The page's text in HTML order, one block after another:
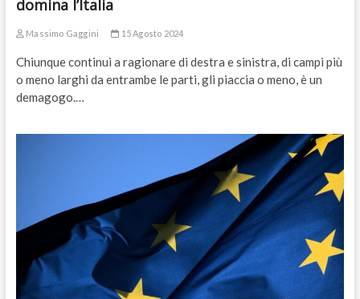
domina l’Italia
Massimo Gaggini 15 Agosto 2024
Chiunque continui a ragionare di destra e sinistra, di campi più
o meno larghi da entrambe le parti, gli piaccia o meno, è un
demagogo.…